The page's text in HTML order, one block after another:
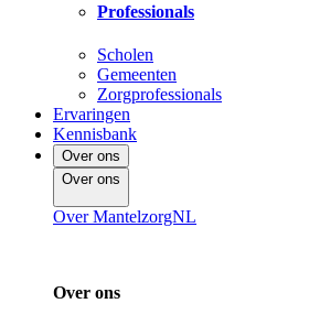
Professionals
Scholen
Gemeenten
Zorgprofessionals
Ervaringen
Kennisbank
Over ons
Over ons
Over MantelzorgNL
Over ons